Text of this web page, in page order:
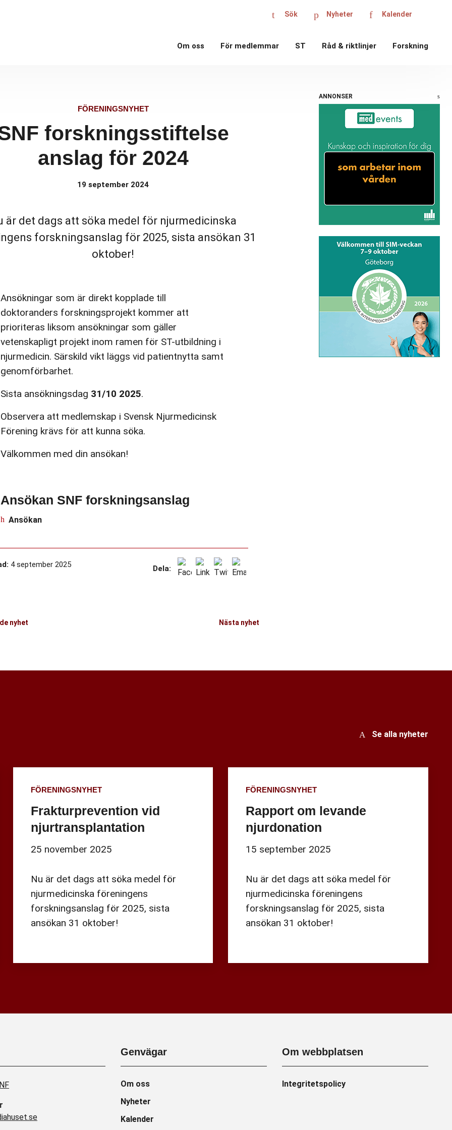
Sök Nyheter Kalender
Om oss För medlemmar ST Råd & riktlinjer Forskning
FÖRENINGSNYHET
forskningsstiftelse
anslag för 2024
19 september 2024
är det dags att söka medel för njurmedicinska
forskningsanslag för 2025, sista ansökan 31
oktober!
Ansökningar som är direkt kopplade till
doktoranders forskningsprojekt kommer att
prioriteras liksom ansökningar som gäller
vetenskapligt projekt inom ramen för ST-utbildning i
njurmedicin. Särskild vikt läggs vid patientnytta samt
genomförbarhet.
Sista ansökningsdag 31/10 2025.
Observera att medlemskap i Svensk Njurmedicinsk
Förening krävs för att kunna söka.
Välkommen med din ansökan!
Ansökan SNF forskningsanslag
Ansökan
4 september 2025 Dela:
nyhet Nästa nyhet
ANNONSER
Se alla nyheter
FÖRENINGSNYHET
Frakturprevention vid
njurtransplantation
25 november 2025
Nu är det dags att söka medel för
njurmedicinska föreningens
forskningsanslag för 2025, sista
ansökan 31 oktober!
FÖRENINGSNYHET
Rapport om levande
njurdonation
15 september 2025
Nu är det dags att söka medel för
njurmedicinska föreningens
forskningsanslag för 2025, sista
ansökan 31 oktober!
Genvägar
Om oss
Nyheter
Kalender
Om webbplatsen
Integritetspolicy